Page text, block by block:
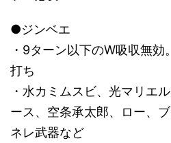
●ジンベエ
・9ターン以下のW吸収無
打ち
・水カミムスビ、光マリエ
ース、空条承太郎、ロー、
ネレ武器など